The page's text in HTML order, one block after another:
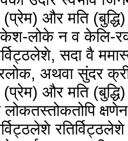
(प्रेम) और मति
लोके न व केलि-
सदा वै
अथवा सुंदर
(प्रेम) और मति
लोकतस्तोकतोपि